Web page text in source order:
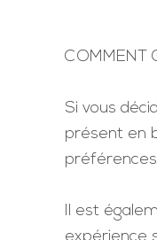
COMMENT
Si vous
présent en
Il est
expérience